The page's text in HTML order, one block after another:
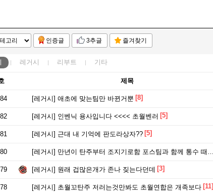
인증글 3추글 즐겨찾기
레거시 리부트 기타
제목
[레거시] 애초에 맞는팀만 바뀐거뿐 [8]
[레거시] 인벤닉 용사입니다 <<<< 초월벤러 [5]
[레거시] 근대 내 기억에 판도라상자?? [5]
[레거시] 만년이 탄주부터 조지기로함 포스팀과 함께 통수 때릴려고 각잡앗는데
[레거시] 원래 겁많은개가 존나 짖는다던데 [3]
[레거시] 초월꼬탄주 저러는것만봐도 초월연합은 개족보다 [11]